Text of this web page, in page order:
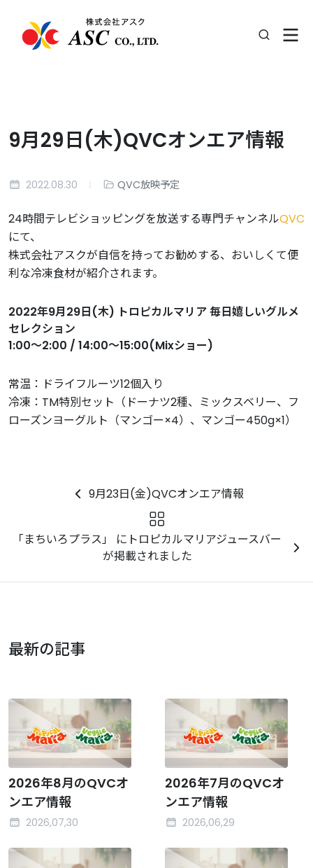
9月29日(木)QVCオンエア情報
2022.08.30 QVC放映予定
24時間テレビショッピングを放送する専門チャンネルQVC
にて、
株式会社アスクが自信を持ってお勧めする、おいしくて便
利な冷凍食材が紹介されます。
2022年9月29日(木) トロピカルマリア 毎日嬉しいグルメ
セレクション
1:00～2:00 / 14:00～15:00(Mixショー)
常温：ドライフルーツ12個入り
冷凍：TM特別セット（ドーナツ2種、ミックスベリー、フ
ローズンヨーグルト（マンゴー×4）、マンゴー450g×1）
9月23日(金)QVCオンエア情報
「まちいろプラス」 にトロピカルマリアジュースバー
が掲載されました
最新の記事
2026年8月のQVCオ
ンエア情報
2026,07,30
2026年7月のQVCオ
ンエア情報
2026,06,29